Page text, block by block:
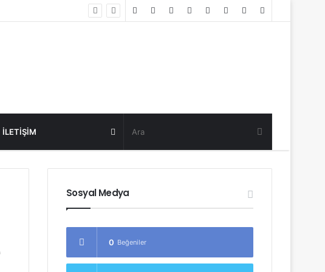
Random
ILETIŞIM Random
Post
Sosyal Medya
0 Beğeniler